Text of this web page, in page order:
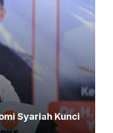
Syariah Kunci